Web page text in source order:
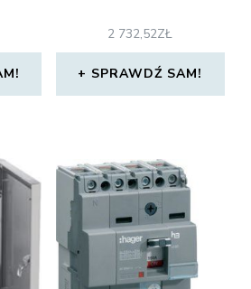
2 732,52ZŁ
SPRAWDŹ SAM!